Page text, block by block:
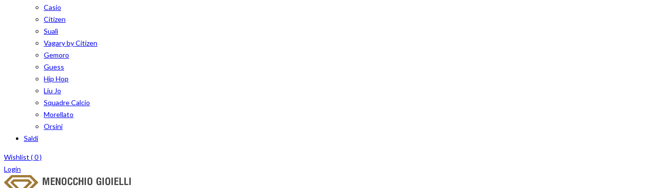
Casio
Citizen
Sualì
Vagary by Citizen
Gemoro
Guess
Hip Hop
Liu Jo
Squadre Calcio
Morellato
Orsini
Saldi
Wishlist (0)
Login